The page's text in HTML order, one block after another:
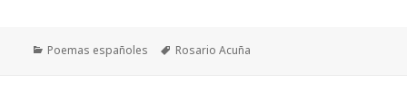
Categorías
Poemas españoles Etiquetas
Rosario Acuña